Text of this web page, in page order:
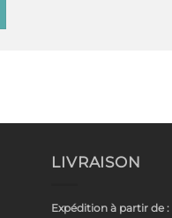
LIVRAISON
Expédition à partir de :